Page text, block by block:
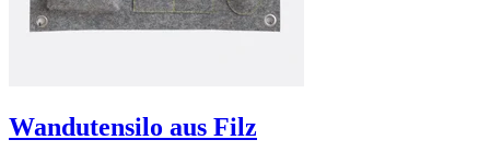
Wandutensilo aus Filz